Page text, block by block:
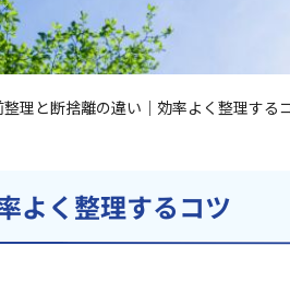
整理と断捨離の違い｜効率よく整理する
よく整理するコツ